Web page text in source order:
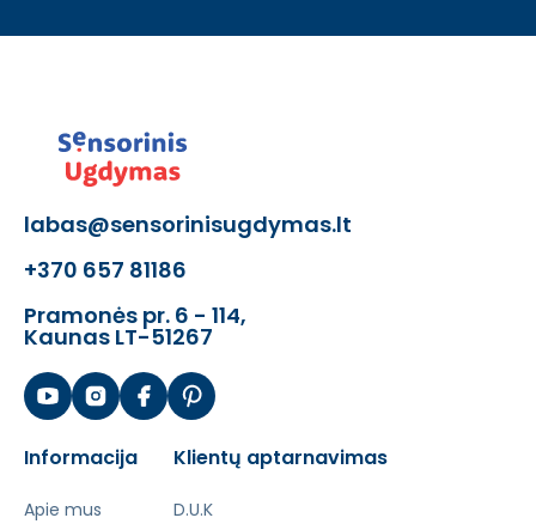
labas@sensorinisugdymas.lt
+370 657 81186
Pramonės pr. 6 - 114,
Kaunas LT-51267
Informacija
Apie mus
Klientų aptarnavimas
D.U.K